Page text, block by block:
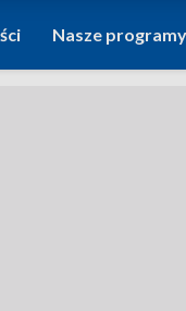
Nasze programy